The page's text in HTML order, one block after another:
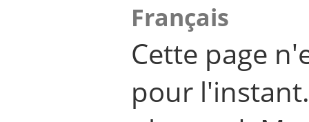
Français
Cette page
pour